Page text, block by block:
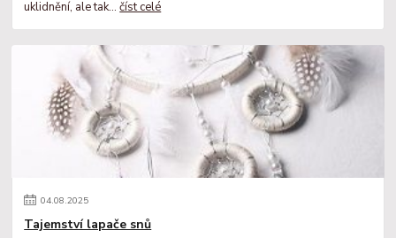
uklidnění, ale tak...číst celé
04.08.2025
Tajemství lapače snů